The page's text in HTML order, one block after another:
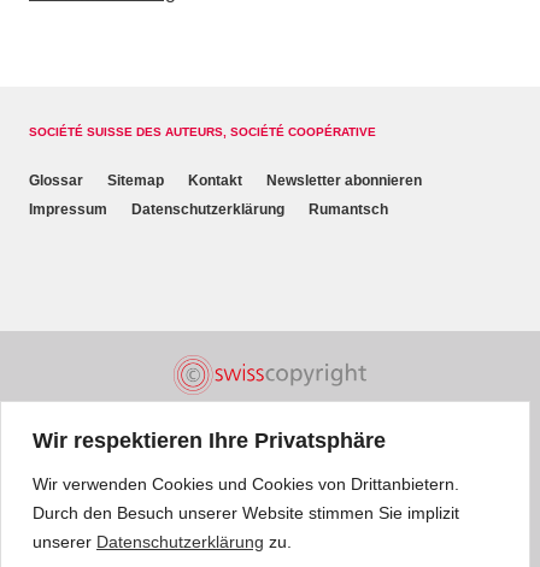
Wir respektieren Ihre Privatsphäre
Wir verwenden Cookies und Cookies von Drittanbietern.
Durch den Besuch unserer Website stimmen Sie implizit
unserer Datenschutzerklärung zu.
SOCIÉTÉ SUISSE DES AUTEURS, SOCIÉTÉ COOPÉRATIVE
Glossar Sitemap Kontakt
Newsletter abonnieren
Impressum
Datenschutzerklärung Rumantsch